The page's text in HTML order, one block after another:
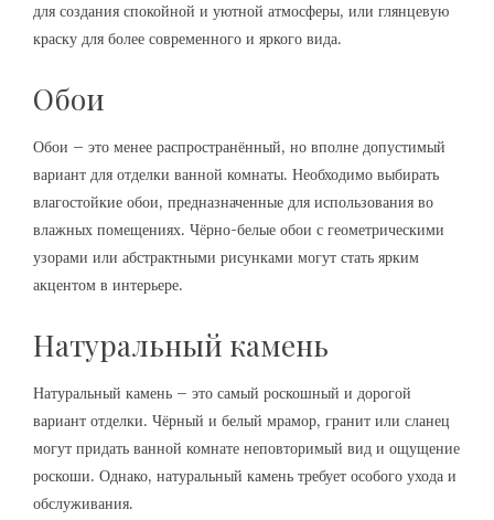
для создания спокойной и уютной атмосферы, или глянцевую
краску для более современного и яркого вида.
Обои
Обои – это менее распространённый, но вполне допустимый
вариант для отделки ванной комнаты. Необходимо выбирать
влагостойкие обои, предназначенные для использования во
влажных помещениях. Чёрно-белые обои с геометрическими
узорами или абстрактными рисунками могут стать ярким
акцентом в интерьере.
Натуральный камень
Натуральный камень – это самый роскошный и дорогой
вариант отделки. Чёрный и белый мрамор, гранит или сланец
могут придать ванной комнате неповторимый вид и ощущение
роскоши. Однако, натуральный камень требует особого ухода и
обслуживания.